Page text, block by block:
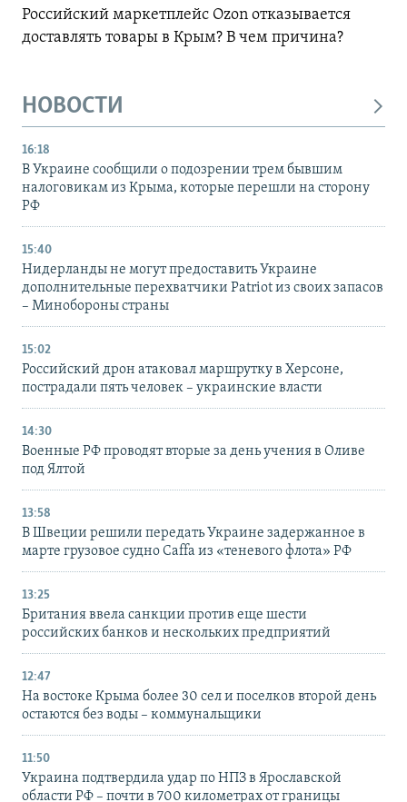
Российский маркетплейс Ozon отказывается
доставлять товары в Крым? В чем причина?
НОВОСТИ
16:18
В Украине сообщили о подозрении трем бывшим
налоговикам из Крыма, которые перешли на сторону
РФ
15:40
Нидерланды не могут предоставить Украине
дополнительные перехватчики Patriot из своих запасов
– Минобороны страны
15:02
Российский дрон атаковал маршрутку в Херсоне,
пострадали пять человек – украинские власти
14:30
Военные РФ проводят вторые за день учения в Оливе
под Ялтой
13:58
В Швеции решили передать Украине задержанное в
марте грузовое судно Caffa из «теневого флота» РФ
13:25
Британия ввела санкции против еще шести
российских банков и нескольких предприятий
12:47
На востоке Крыма более 30 сел и поселков второй день
остаются без воды – коммунальщики
11:50
Украина подтвердила удар по НПЗ в Ярославской
области РФ – почти в 700 километрах от границы